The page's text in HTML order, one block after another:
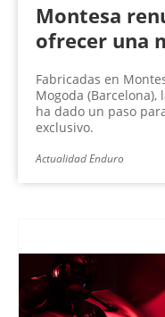
Montesa
ofrecer una
Fabricadas en
Mogoda
ha dado un paso
exclusivo.
Actualidad Enduro